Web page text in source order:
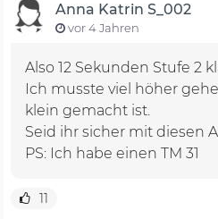
Anna Katrin S_002
vor 4 Jahren
Also 12 Sekunden Stufe 2
Ich musste viel höher
klein gemacht ist.
Seid ihr sicher mit diesen
PS: Ich habe einen TM 31
11